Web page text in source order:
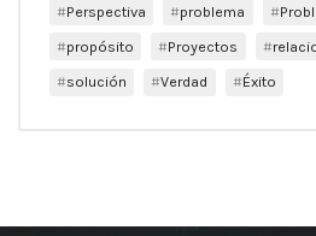
Perspectiva
problema
propósito
Proyectos
solución
Verdad Éxito